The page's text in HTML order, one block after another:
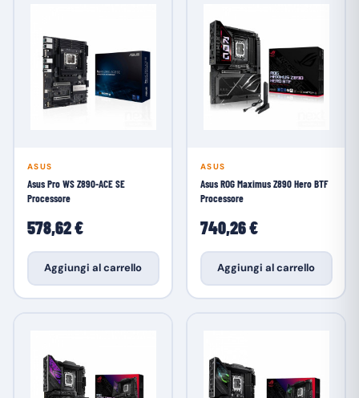
ASUS
Asus Pro WS Z890-ACE SE
Processore
578,62 €
Aggiungi al carrello
ASUS
Asus ROG Maximus Z890 Hero BTF
Processore
740,26 €
Aggiungi al carrello